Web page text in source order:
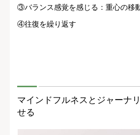
③バランス感覚を感じる：重心の移
④往復を繰り返す
マインドフルネスとジャーナ
せる